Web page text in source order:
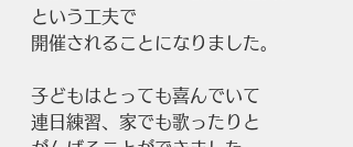
という工夫で
開催されることになりました。
子どもはとっても喜んでいて
連日練習、家でも歌ったりと